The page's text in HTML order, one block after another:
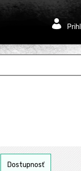
Dostupnosť